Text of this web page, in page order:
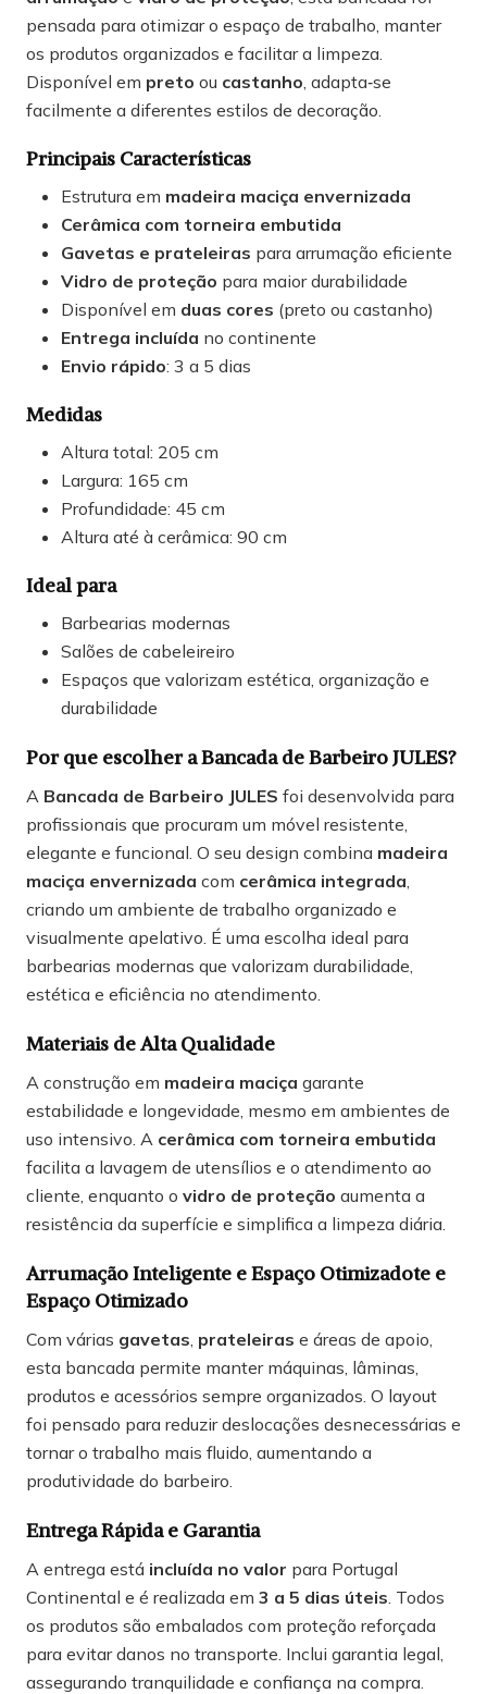
pensada para otimizar o espaço de trabalho, manter
os produtos organizados e facilitar a limpeza.
Disponível em preto ou castanho , adapta‑se
facilmente a diferentes estilos de decoração.
Principais Características
Estrutura em madeira maciça envernizada
Cerâmica com torneira embutida
Gavetas e prateleiras para arrumação eficiente
Vidro de proteção para maior durabilidade
Disponível em duas cores (preto ou castanho)
Entrega incluída no continente
Envio rápido: 3 a 5 dias
Medidas
Altura total: 205 cm
Largura: 165 cm
Profundidade: 45 cm
Altura até à cerâmica: 90 cm
Ideal para
Barbearias modernas
Salões de cabeleireiro
Espaços que valorizam estética, organização e
durabilidade
Por que escolher a Bancada de Barbeiro JULES?
A Bancada de Barbeiro JULES foi desenvolvida para
profissionais que procuram um móvel resistente,
elegante e funcional. O seu design combina madeira
maciça envernizada com cerâmica integrada
criando um ambiente de trabalho organizado e
visualmente apelativo. É uma escolha ideal para
barbearias modernas que valorizam durabilidade,
estética e eficiência no atendimento.
Materiais de Alta Qualidade
A construção em madeira maciça garante
estabilidade e longevidade, mesmo em ambientes de
uso intensivo. A cerâmica com torneira embutida
facilita a lavagem de utensílios e o atendimento ao
cliente, enquanto o vidro de proteção aumenta a
resistência da superfície e simplifica a limpeza diária.
Arrumação Inteligente e Espaço Otimizadote e
Espaço Otimizado
Com várias gavetas prateleiras e áreas de apoio,
esta bancada permite manter máquinas, lâminas,
produtos e acessórios sempre organizados. O layout
foi pensado para reduzir deslocações desnecessárias e
tornar o trabalho mais fluido, aumentando a
produtividade do barbeiro.
Entrega Rápida e Garantia
A entrega está incluída no valor para Portugal
Continental e é realizada em 3 a 5 dias úteis . Todos
os produtos são embalados com proteção reforçada
para evitar danos no transporte. Inclui garantia legal,
assegurando tranquilidade e confiança na compra.